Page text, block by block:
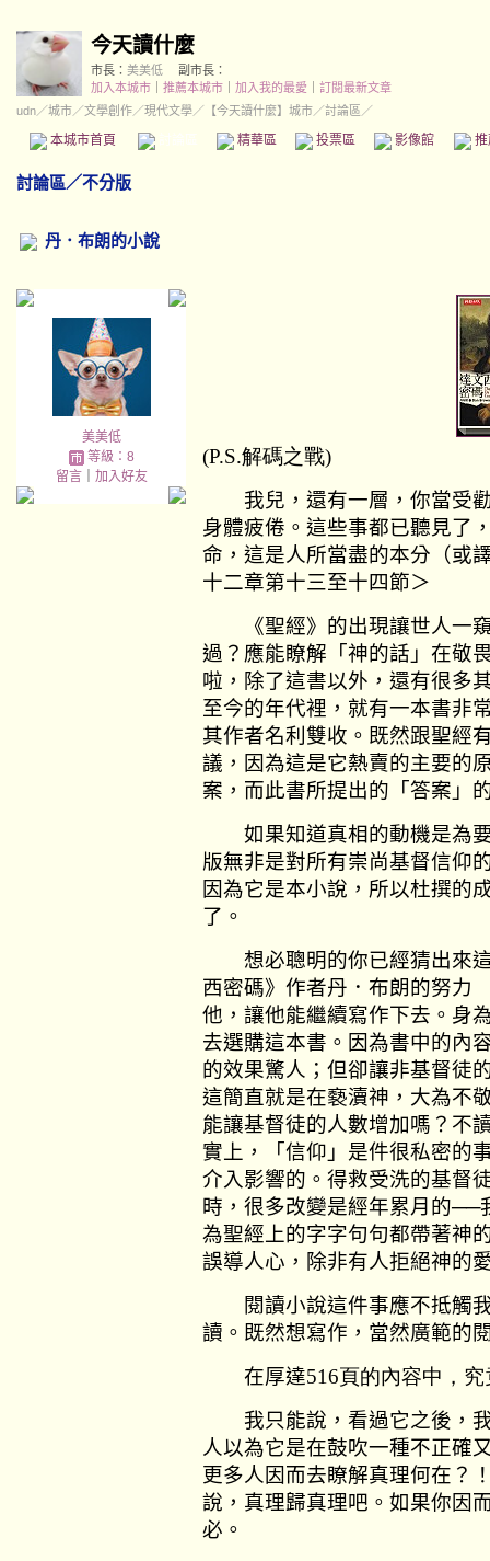
今天讀什麼
市長： 美美低
副市長：
加入本城市
推薦本城市 加入我的最愛
訂閱最新文章
udn／城市／文學創作／現代文學／ 【今天讀什麼】城市／討論區／
本城市首頁 精華區 投票區 影像館
討論區／不分版
丹．布朗的小說
美美低
等級：8
留言｜ 加入好友
(P.S.解碼之戰)
我兒，還有一層，你當受勸
身體疲倦。這些事都已聽見
命，這是人所當盡的本分（或
十二章第十三至十四節＞
《聖經》的出現讓世人一窺
過？應能瞭解「神的話」在敬
啦，除了這書以外，還有很多
至今的年代裡，就有一本書非
其作者名利雙收。既然跟聖經
議，因為這是它熱賣的主要的
案，而此書所提出的「答案
如果知道真相的動機是為要
版無非是對所有崇尚基督信仰
因為它是本小說，所以杜撰的
了。
想必聰明的你已經猜出來這
西密碼》作者丹．布朗的努
他，讓他能繼續寫作下去。身
去選購這本書。因為書中的內
的效果驚人；但卻讓非基督徒
這簡直就是在褻瀆神，大為不
能讓基督徒的人數增加嗎？不
實上，「信仰」是件很私密的
介入影響的。得救受洗的基督
時，很多改變是經年累月的──
為聖經上的字字句句都帶著神
誤導人心，除非有人拒絕神
閱讀小說這件事應不抵觸我
讀。既然想寫作，當然廣範的
在厚達516頁的內容中，
我只能說，看過它之後，我
人以為它是在鼓吹一種不正確
更多人因而去瞭解真理何在？
說，真理歸真理吧。如果你因
必。